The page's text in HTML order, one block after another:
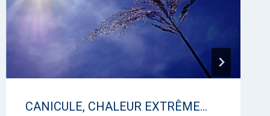
CANICULE, CHALEUR EXTRÊME…